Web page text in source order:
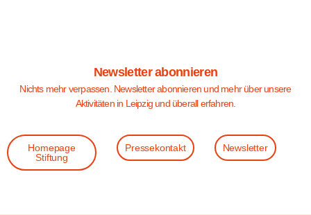
Newsletter abonnieren
Nichts mehr verpassen. Newsletter abonnieren und mehr über unsere
Aktivitäten in Leipzig und überall erfahren.
Homepage
Stiftung
Pressekontakt Newsletter